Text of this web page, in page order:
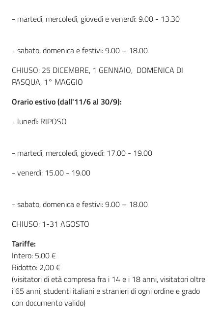
- martedì, mercoledì, giovedì e venerdì: 9.00 - 13.30
- sabato, domenica e festivi: 9.00 – 18.00
CHIUSO: 25 DICEMBRE, 1 GENNAIO, DOMENICA DI
PASQUA, 1° MAGGIO
Orario estivo (dall'11/6 al 30/9):
- lunedì: RIPOSO
- martedì, mercoledì, giovedì: 17.00 - 19.00
- venerdì: 15.00 - 19.00
- sabato, domenica e festivi: 9.00 – 18.00
CHIUSO: 1-31 AGOSTO
Tariffe:
Intero: 5,00 €
Ridotto: 2,00 €
(visitatori di età compresa fra i 14 e i 18 anni, visitatori oltre
i 65 anni, studenti italiani e stranieri di ogni ordine e grado
con documento valido)